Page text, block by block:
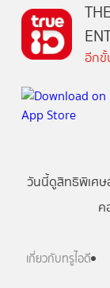
อีกขั้
วันนี้ดูสิทธิพิเศษ
ค
เกี่ยวกับทรูไอดี